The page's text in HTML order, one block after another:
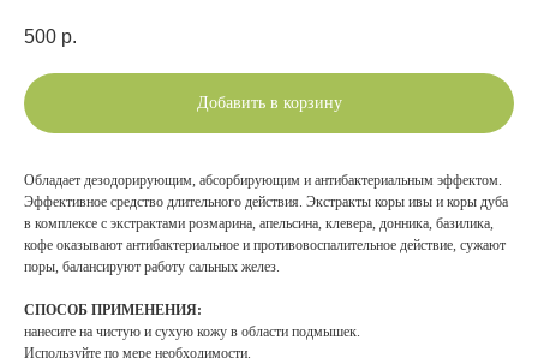
500 р.
Добавить в корзину
Обладает дезодорирующим, абсорбирующим и антибактериальным эффектом.
Эффективное средство длительного действия. Экстракты коры ивы и коры дуба
в комплексе с экстрактами розмарина, апельсина, клевера, донника, базилика,
кофе оказывают антибактериальное и противовоспалительное действие, сужают
поры, балансируют работу сальных желез.
СПОСОБ ПРИМЕНЕНИЯ:
нанесите на чистую и сухую кожу в области подмышек.
Используйте по мере необходимости.